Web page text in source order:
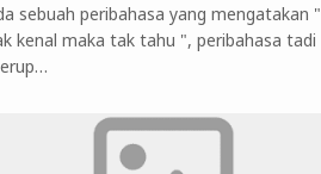
sebuah peribahasa yang mengatakan "
kenal maka tak tahu ", peribahasa tadi